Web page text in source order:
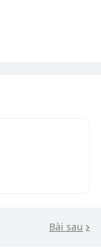
Bài sau